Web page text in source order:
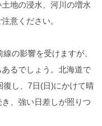
地の浸水、河川の増水
意ください。
の影響を受けますが、
るでしょう。北海道で
復し、7日(日)にかけて晴
、強い日差しが照りつ